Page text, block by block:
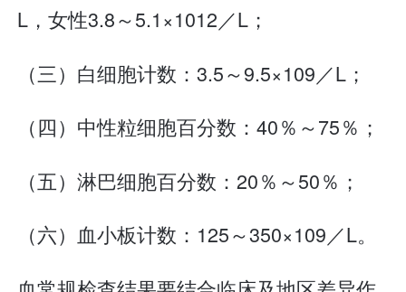
L，女性3.8～5.1×1012／L；
（三）白细胞计数：3.5～9.5×109／L；
（四）中性粒细胞百分数：40％～75％；
（五）淋巴细胞百分数：20％～50％；
（六）血小板计数：125～350×109／L。